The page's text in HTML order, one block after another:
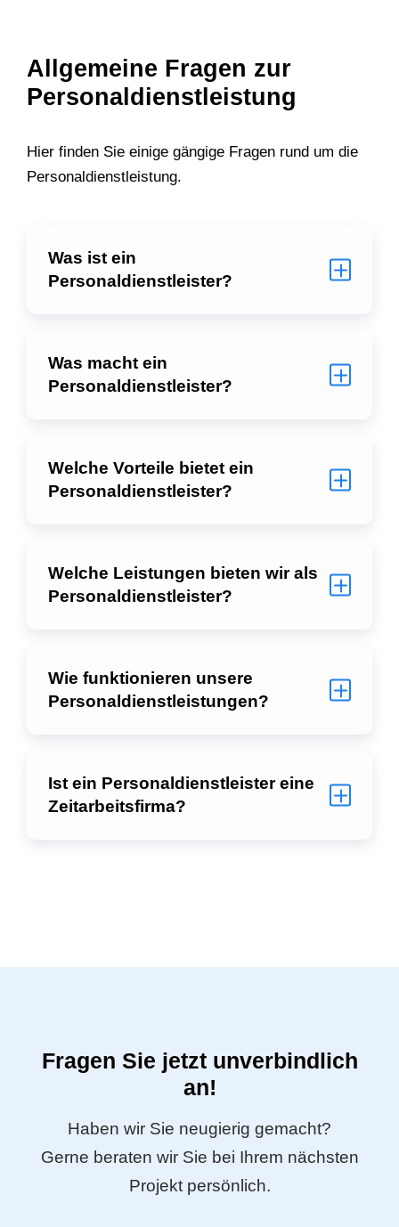
Allgemeine Fragen zur
Personaldienstleistung
Hier finden Sie einige gängige Fragen rund um die
Personaldienstleistung.
Was ist ein
Personaldienstleister?
Was macht ein
Personaldienstleister?
Welche Vorteile bietet ein
Personaldienstleister?
Welche Leistungen bieten wir als
Personaldienstleister?
Wie funktionieren unsere
Personaldienstleistungen?
Ist ein Personaldienstleister eine
Zeitarbeitsfirma?
Fragen Sie jetzt unverbindlich
an!
Haben wir Sie neugierig gemacht?
Gerne beraten wir Sie bei Ihrem nächsten
Projekt persönlich.